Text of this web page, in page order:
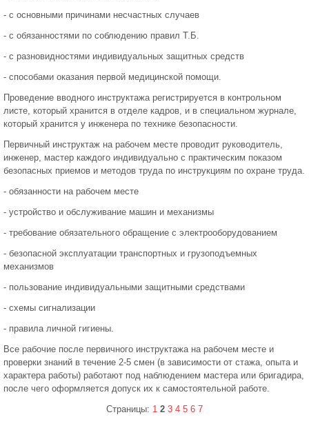
- с основными причинами несчастных случаев
- с обязанностями по соблюдению правил Т.Б.
- с разновидностями индивидуальных защитных средств
- способами оказания первой медицинской помощи.
Проведение вводного инструктажа регистрируется в контрольном
листе, который хранится в отделе кадров, и в специальном журнале,
который хранится у инженера по технике безопасности.
Первичный инструктаж на рабочем месте проводит руководитель,
инженер, мастер каждого индивидуально с практическим показом
безопасных приемов и методов труда по инструкциям по охране труда.
- обязанности на рабочем месте
- устройство и обслуживание машин и механизмы
- требование обязательного обращение с электрооборудованием
- безопасной эксплуатации транспортных и грузоподъемных
механизмов
- пользование индивидуальными защитными средствами
- схемы сигнализации
- правила личной гигиены.
Все рабочие после первичного инструктажа на рабочем месте и
проверки знаний в течение 2-5 смен (в зависимости от стажа, опыта и
характера работы) работают под наблюдением мастера или бригадира,
после чего оформляется допуск их к самостоятельной работе.
Страницы: 1 2 3 4 5 6 7